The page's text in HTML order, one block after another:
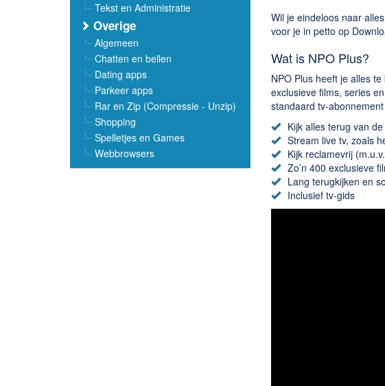
Tekst en Administratie
Overige
Algemeen
Chatten en bellen
Dating apps
Parkeer apps
Rar en Zip (Compressie - Unzip)
Shopping
Spelletjes en Games
Webbrowsers
Wil je eindeloos naar
voor je in petto op
Wat is NPO Plus?
NPO Plus heeft je alles
exclusieve films, series
standaard tv-
Kijk alles terug van
Stream live tv, zoals
Kijk reclamevrij
Zo’n 400 exclusieve
Lang terugkijken en
Inclusief tv-gids